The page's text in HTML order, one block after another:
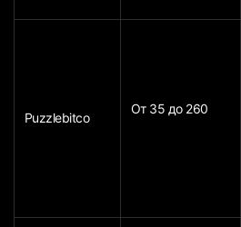
Puzzlebitco
От 35 до 260